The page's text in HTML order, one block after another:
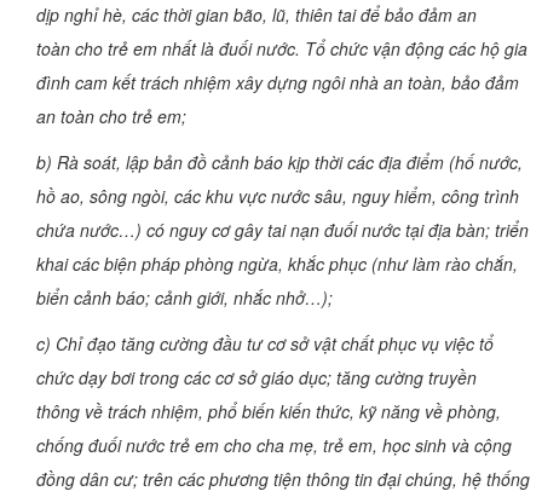
dịp nghỉ hè, các thời gian bão, lũ, thiên tai để bảo đảm an
toàn cho trẻ em nhất là đuối nước. Tổ chức vận động các hộ gia
đình cam kết trách nhiệm xây dựng ngôi nhà an toàn, bảo đảm
an toàn cho trẻ em;
b) Rà soát, lập bản đồ cảnh báo kịp thời các địa điểm (hố nước,
hồ ao, sông ngòi, các khu vực nước sâu, nguy hiểm, công trình
chứa nước…) có nguy cơ gây tai nạn đuối nước tại địa bàn; triển
khai các biện pháp phòng ngừa, khắc phục (như làm rào chắn,
biển cảnh báo; cảnh giới, nhắc nhở…);
c) Chỉ đạo tăng cường đầu tư cơ sở vật chất phục vụ việc tổ
chức dạy bơi trong các cơ sở giáo dục; tăng cường truyền
thông về trách nhiệm, phổ biến kiến thức, kỹ năng về phòng,
chống đuối nước trẻ em cho cha mẹ, trẻ em, học sinh và cộng
đồng dân cư; trên các phương tiện thông tin đại chúng, hệ thống